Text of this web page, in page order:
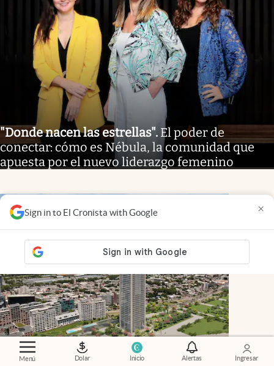
Menú Dolar Inicio Alertas Ingresar
Sign in to El Cronista with Google ×
"Donde nacen las estrellas". El poder de
conectar: cómo es Nébula, la comunidad que
apuesta por el nuevo liderazgo femenino